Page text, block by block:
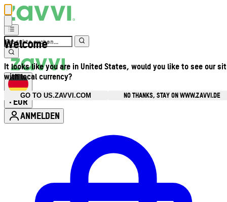
Welcome
It looks like you are in United States, would you like to see our
with local currency?
GO TO US.ZAVVI.COM
NO THANKS, STAY ON WWW.ZAVVI.DE
• EUR
ANMELDEN